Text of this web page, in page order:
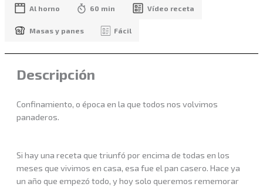
Al horno 60 min Vídeo receta
Masas y panes Fácil
Descripción
Confinamiento, o época en la que todos nos volvimos
panaderos.
Si hay una receta que triunfó por encima de todas en los
meses que vivimos en casa, esa fue el pan casero. Hace ya
un año que empezó todo, y hoy solo queremos rememorar